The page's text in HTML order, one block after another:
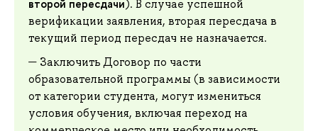
второй пересдачи). В случае успешной
верификации заявления, вторая пересдача в
текущий период пересдач не назначается.
Заключить Договор по части
образовательной программы (в зависимости
от категории студента, могут измениться
условия обучения, включая переход на